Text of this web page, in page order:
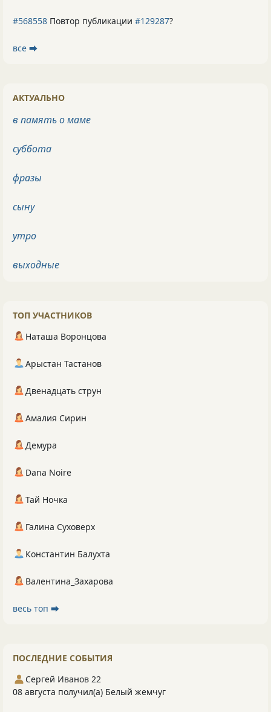
#568558 Повтор публикации #129287?
все ⮕
АКТУАЛЬНО
в память о маме
суббота
фразы
сыну
утро
выходные
ТОП УЧАСТНИКОВ
Наташа Воронцова
Арыстан Тастанов
Двенадцать струн
Амалия Сирин
Демура
Dana Noire
Тай Ночка
Галина Суховерх
Константин Балухта
Валентина_Захарова
весь топ ⮕
ПОСЛЕДНИЕ СОБЫТИЯ
Сергей Иванов 22
08 августа получил(а) Белый жемчуг